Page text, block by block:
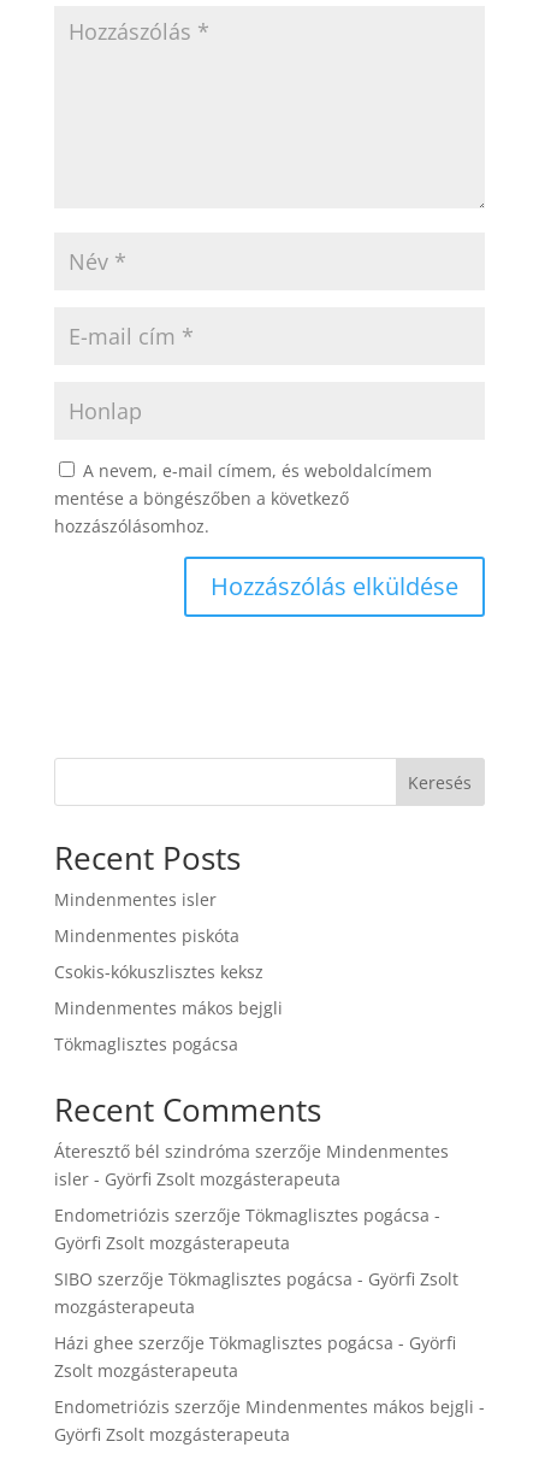
A nevem, e-mail címem, és weboldalcímem
mentése a böngészőben a következő
hozzászólásomhoz.
Keresés
Recent Posts
Mindenmentes isler
Mindenmentes piskóta
Csokis-kókuszlisztes keksz
Mindenmentes mákos bejgli
Tökmaglisztes pogácsa
Recent Comments
Áteresztő bél szindróma szerzője Mindenmentes
isler - Györfi Zsolt mozgásterapeuta
Endometriózis szerzője Tökmaglisztes pogácsa -
Györfi Zsolt mozgásterapeuta
SIBO szerzője Tökmaglisztes pogácsa - Györfi Zsolt
mozgásterapeuta
Házi ghee szerzője Tökmaglisztes pogácsa - Györfi
Zsolt mozgásterapeuta
Endometriózis szerzője Mindenmentes mákos bejgli -
Györfi Zsolt mozgásterapeuta